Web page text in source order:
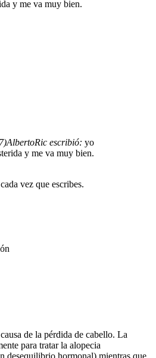
y me va muy bien.
AlbertoRic escribió: yo
y me va muy bien.
vez que escribes.
de la pérdida de cabello. La
para tratar la alopecia
desequilibrio hormonal) mientras que